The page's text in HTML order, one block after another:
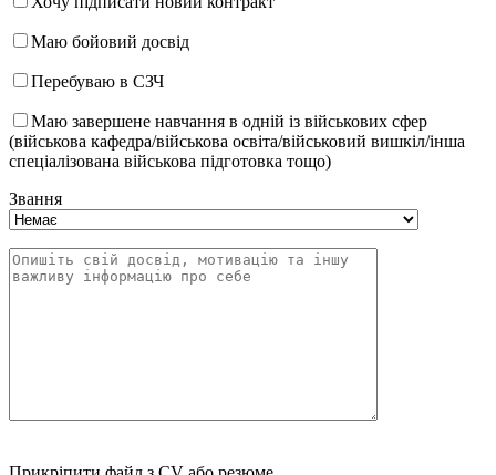
Маю бойовий досвід
Перебуваю в СЗЧ
Маю завершене навчання в одній із військових сфер
(військова кафедра/військова освіта/військовий вишкіл/інша
спеціалізована військова підготовка тощо)
Звання